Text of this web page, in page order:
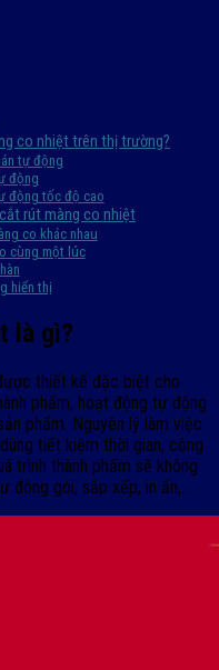
co nhiệt trên thị trường?
tự động
động
động tốc độ cao
rút màng co nhiệt
co khác nhau
cùng một lúc
hiển thị
là gì?
thiết kế đặc biệt cho
phẩm, hoạt động tự động
phẩm. Nguyên lý làm việc
tiết kiệm thời gian, công
trình thành phẩm sẽ không
đóng gói, sắp xếp, in ấn,…